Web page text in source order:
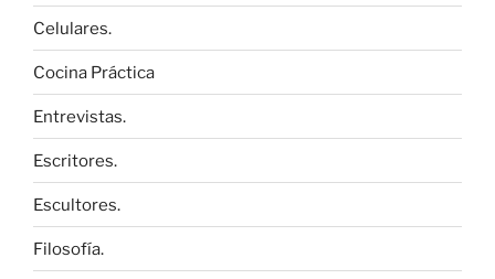
Celulares.
Cocina Práctica
Entrevistas.
Escritores.
Escultores.
Filosofía.